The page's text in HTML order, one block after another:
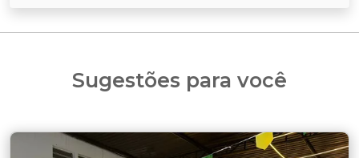
Sugestões para você